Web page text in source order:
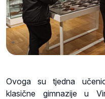
Ovoga su tjedna
klasične gimnazije u